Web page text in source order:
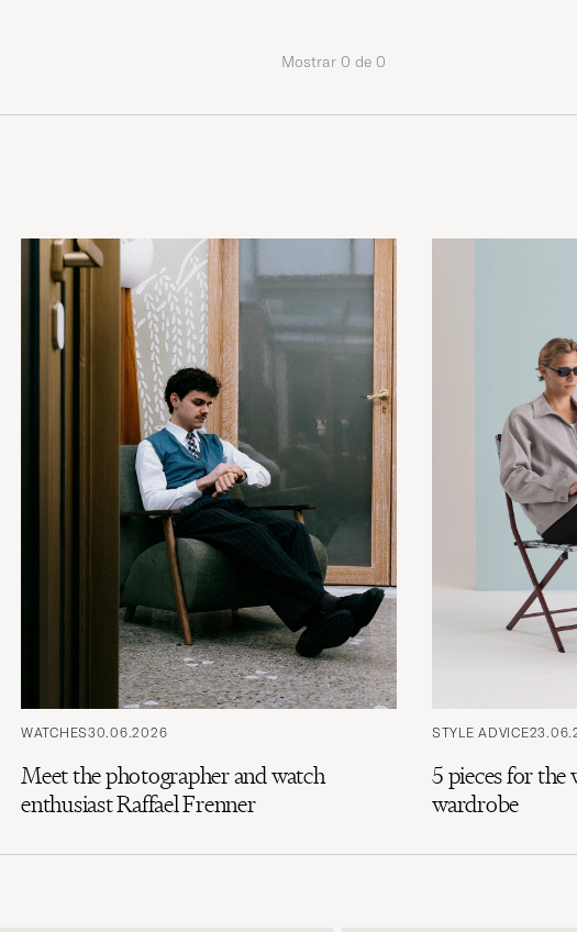
Mostrar 0 de 0
WATCHES30.06.2026
Meet the photographer and watch
enthusiast Raffael Frenner
STYLE ADVICE
5 pieces for the
wardrobe